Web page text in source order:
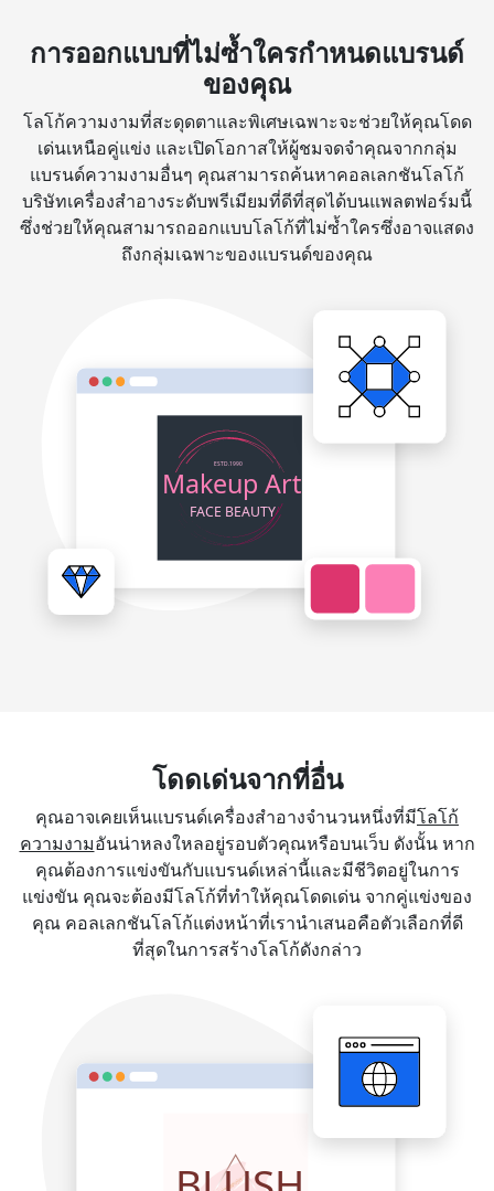
การออกแบบที่ไม่ซ้ำใครกำหนดแบรนด์
ของคุณ
โลโก้ความงามที่สะดุดตาและพิเศษเฉพาะจะช่วยให้คุณโดด
เด่นเหนือคู่แข่ง และเปิดโอกาสให้ผู้ชมจดจำคุณจากกลุ่ม
แบรนด์ความงามอื่นๆ คุณสามารถค้นหาคอลเลกชันโลโก้
บริษัทเครื่องสำอางระดับพรีเมียมที่ดีที่สุดได้บนแพลตฟอร์มนี้
ซึ่งช่วยให้คุณสามารถออกแบบโลโก้ที่ไม่ซ้ำใครซึ่งอาจแสดง
ถึงกลุ่มเฉพาะของแบรนด์ของคุณ
โดดเด่นจากที่อื่น
คุณอาจเคยเห็นแบรนด์เครื่องสำอางจำนวนหนึ่งที่มีโลโก้
ความงามอันน่าหลงใหลอยู่รอบตัวคุณหรือบนเว็บ ดังนั้น หาก
คุณต้องการแข่งขันกับแบรนด์เหล่านี้และมีชีวิตอยู่ในการ
แข่งขัน คุณจะต้องมีโลโก้ที่ทำให้คุณโดดเด่น จากคู่แข่งของ
คุณ คอลเลกชันโลโก้แต่งหน้าที่เรานำเสนอคือตัวเลือกที่ดี
ที่สุดในการสร้างโลโก้ดังกล่าว